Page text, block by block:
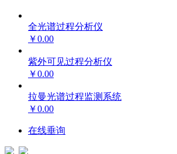
全光谱过程分析仪
￥0.00
紫外可见过程分析仪
￥0.00
拉曼光谱过程监测系统
￥0.00
在线垂询